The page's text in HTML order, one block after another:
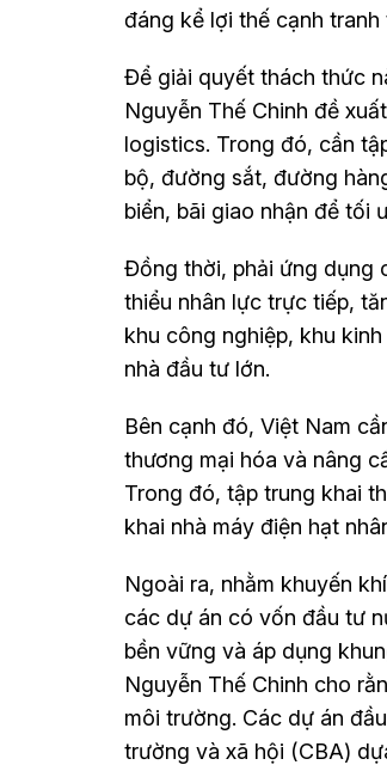
đáng kể lợi thế cạnh
Để giải quyết thách thức
Nguyễn Thế Chinh đề
logistics. Trong đó, cần
bộ, đường sắt, đường
biển, bãi giao nhận để tối
Đồng thời, phải ứng dụng
thiểu nhân lực trực tiếp,
khu công nghiệp, khu
nhà đầu tư lớn.
Bên cạnh đó, Việt Nam
thương mại hóa và nâng
Trong đó, tập trung khai
khai nhà máy điện hạt
Ngoài ra, nhằm khuyến
các dự án có vốn đầu tư
bền vững và áp dụng
Nguyễn Thế Chinh cho
môi trường. Các dự án
trường và xã hội (CBA)